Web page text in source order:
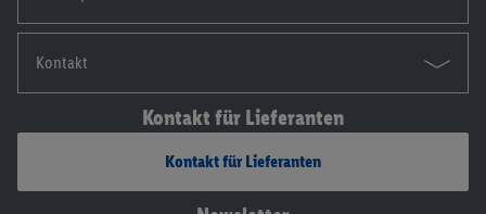
Kontakt
Kontakt für Lieferanten
Kontakt für Lieferanten